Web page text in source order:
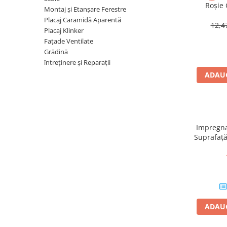
Plasă Termoizolație
Plasă Tencuieli și Șape
Doze și Platforme
Montaj și Etanșare Ferestre
Placaj Caramidă Aparentă
Placaj Klinker
Fațade Ventilate
Grādinā
întreținere și Reparații
Roșie